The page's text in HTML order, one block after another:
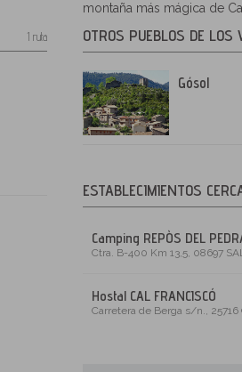
1 ruta
montaña más mágica de
OTROS PUEBLOS DE LOS
Gósol
ESTABLECIMIENTOS
Camping REPÒS DEL
Ctra. B-400 Km 13,5, 08697
Hostal CAL FRANCISCÓ
Carretera de Berga s/n., 25716